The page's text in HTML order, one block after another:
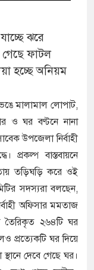
ঝরে
গেছে ফাটল
হচ্ছে অনিয়ম
মালামাল লোপাট,
ও ঘর বণ্টনে নানা
উপজেলা নির্বাহী
প্রকল্প বাস্তবায়নে
তড়িঘড়ি করে ওই
সদস্যরা বলছেন,
অফিসার মমতাজ
২৬৪টি ঘর
প্রত্যেকটি ঘর দিয়ে
দেবে গেছে ঘর।